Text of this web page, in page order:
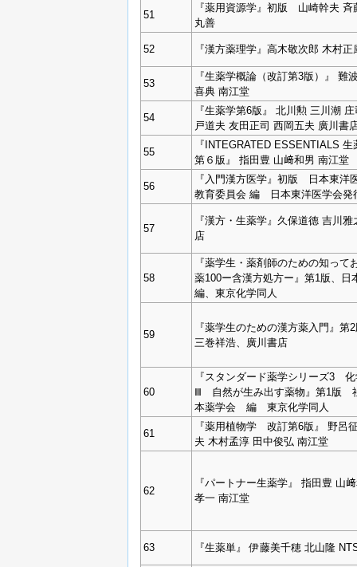
51
『薬用資源学』初版 山崎幹夫
丸善
52 『漢方薬理学』高木敬次郎 木村正
53
『生薬学概論（改訂第3版）』 難
喜典 南江堂
54
『生薬学第6版』 北川勲 三川潮
戸道夫 友田正司 西岡五夫 廣川書
55
『INTEGRATED ESSENTIALS 生
第６版』 指田豊 山﨑和男 南江堂
56
『入門漢方医学』初版 日本東洋
教育委員会 編 日本東洋医学会発
57
『漢方・生薬学』久保道德 吉川雅
店
58
『薬学生・薬剤師のための知って
薬100ー含漢方処方ー』第1版、日
編、東京化学同人
59
『薬学生のための漢方薬入門』第
三巻祥浩、廣川書店
60
『スタンダード薬学シリーズ3
Ⅲ 自然が生み出す薬物』第1版
本薬学会 編 東京化学同人
61
『薬用植物学 改訂第6版』 野呂
夫 木村孟淳 田中俊弘 南江堂
62
『パートナー生薬学』 指田豊 山
孝一 南江堂
63 『生薬単』 伊藤美千穂 北山隆